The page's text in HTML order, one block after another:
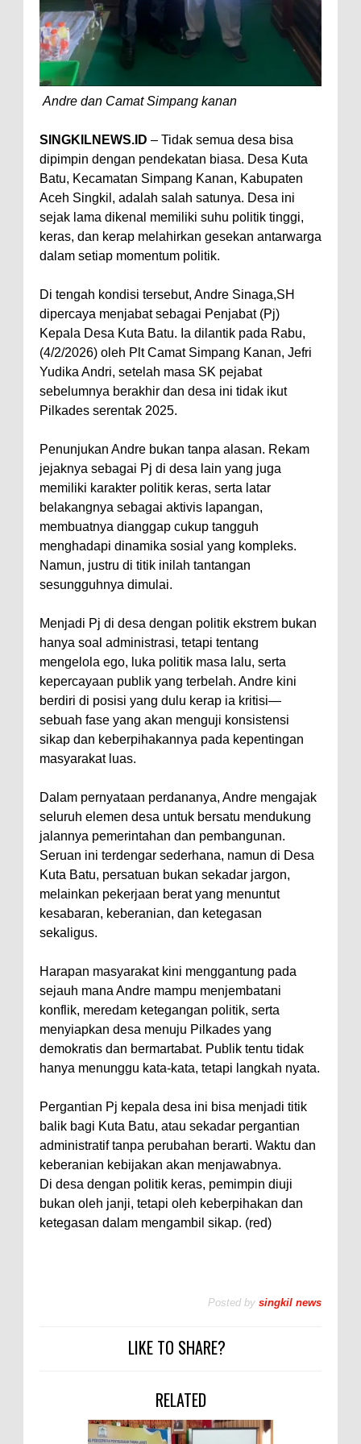
Andre dan Camat Simpang kanan
SINGKILNEWS.ID – Tidak semua desa bisa
dipimpin dengan pendekatan biasa. Desa Kuta
Batu, Kecamatan Simpang Kanan, Kabupaten
Aceh Singkil, adalah salah satunya. Desa ini
sejak lama dikenal memiliki suhu politik tinggi,
keras, dan kerap melahirkan gesekan antarwarga
dalam setiap momentum politik.
Di tengah kondisi tersebut, Andre Sinaga,SH
dipercaya menjabat sebagai Penjabat (Pj)
Kepala Desa Kuta Batu. Ia dilantik pada Rabu,
(4/2/2026) oleh Plt Camat Simpang Kanan, Jefri
Yudika Andri, setelah masa SK pejabat
sebelumnya berakhir dan desa ini tidak ikut
Pilkades serentak 2025.
Penunjukan Andre bukan tanpa alasan. Rekam
jejaknya sebagai Pj di desa lain yang juga
memiliki karakter politik keras, serta latar
belakangnya sebagai aktivis lapangan,
membuatnya dianggap cukup tangguh
menghadapi dinamika sosial yang kompleks.
Namun, justru di titik inilah tantangan
sesungguhnya dimulai.
Menjadi Pj di desa dengan politik ekstrem bukan
hanya soal administrasi, tetapi tentang
mengelola ego, luka politik masa lalu, serta
kepercayaan publik yang terbelah. Andre kini
berdiri di posisi yang dulu kerap ia kritisi—
sebuah fase yang akan menguji konsistensi
sikap dan keberpihakannya pada kepentingan
masyarakat luas.
Dalam pernyataan perdananya, Andre mengajak
seluruh elemen desa untuk bersatu mendukung
jalannya pemerintahan dan pembangunan.
Seruan ini terdengar sederhana, namun di Desa
Kuta Batu, persatuan bukan sekadar jargon,
melainkan pekerjaan berat yang menuntut
kesabaran, keberanian, dan ketegasan
sekaligus.
Harapan masyarakat kini menggantung pada
sejauh mana Andre mampu menjembatani
konflik, meredam ketegangan politik, serta
menyiapkan desa menuju Pilkades yang
demokratis dan bermartabat. Publik tentu tidak
hanya menunggu kata-kata, tetapi langkah nyata.
Pergantian Pj kepala desa ini bisa menjadi titik
balik bagi Kuta Batu, atau sekadar pergantian
administratif tanpa perubahan berarti. Waktu dan
keberanian kebijakan akan menjawabnya.
Di desa dengan politik keras, pemimpin diuji
bukan oleh janji, tetapi oleh keberpihakan dan
ketegasan dalam mengambil sikap. (red)
Posted by singkil news
LIKE TO SHARE?
RELATED